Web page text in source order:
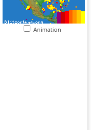
Animation